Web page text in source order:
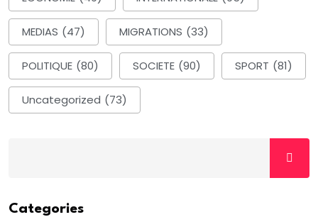
MEDIAS (47) MIGRATIONS (33)
POLITIQUE (80) SOCIETE (90) SPORT (81)
Uncategorized (73)
Categories